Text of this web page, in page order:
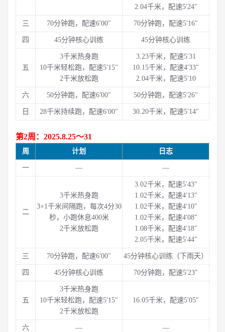
2.04千米，配速5′24″
三 70分钟跑，配速6′00″ 70分钟跑，配速5′16″
四 45分钟核心训练 45分钟核心训练
五
3千米热身跑
10千米轻松跑，配速5′15″
2千米放松跑
3.23千米，配速5′31
10.15千米，配速4′33″
2.04千米，配速5′10
六 50分钟跑，配速6′00″ 50分钟跑，配速5′26″
日 28千米持续跑，配速6′00″ 30.20千米，配速5′14″
第2周：2025.8.25～31
周 计划 日志
一 — —
二
3千米热身跑
3×1千米间隔跑，每次4分30
秒，小跑休息400米
2千米放松跑
3.02千米，配速5′43″
1.02千米，配速4′13″
1.02千米，配速4′10″
1.02千米，配速4′08″
1.08千米，配速4′18″
2.05千米，配速5′44″
三 70分钟跑，配速6′00″ 45分钟核心训练（下雨天）
四 45分钟核心训练 70分钟跑，配速5′23″
五
3千米热身跑
10千米轻松跑，配速5′15″
2千米放松跑
16.05千米，配速5′05″
六 — —